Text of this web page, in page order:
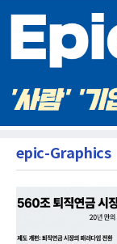
epic-Graphics